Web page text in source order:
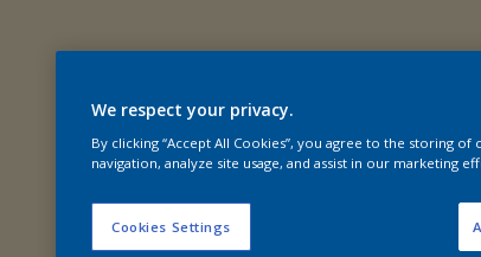
We respect your privacy.
By clicking “Accept All Cookies”, you agree to the storing
navigation, analyze site usage, and assist in our marketing
Cookies Settings